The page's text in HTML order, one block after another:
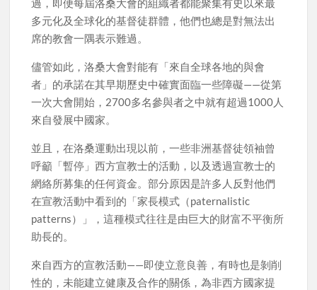
過，即便每屆洛桑大會的組織者都能聚集有史以來最
多元化及全球化的基督徒群體，他們也總是對無法出
席的教會一隅表示難過。
儘管如此，洛桑大會對能有「來自全球各地的與會
者」的承諾在其早期歷史中確實面臨一些障礙——從第
一次大會開始，2700多名參與者之中就有超過1000人
來自發展中國家。
並且，在洛桑運動出現以前，一些非洲基督徒領袖曾
呼籲「暫停」西方宣教士的活動，以及透過宣教士的
網絡所募集的任何資金。部分原因是許多人反對他們
在宣教活動中看到的「家長模式（paternalistic
patterns）」，這種模式往往是由巨大的財富不平衡所
助長的。
來自西方的宣教活動——即使立意良善，有時也是剝削
性的，未能建立健康及合作的關係，為非西方國家提